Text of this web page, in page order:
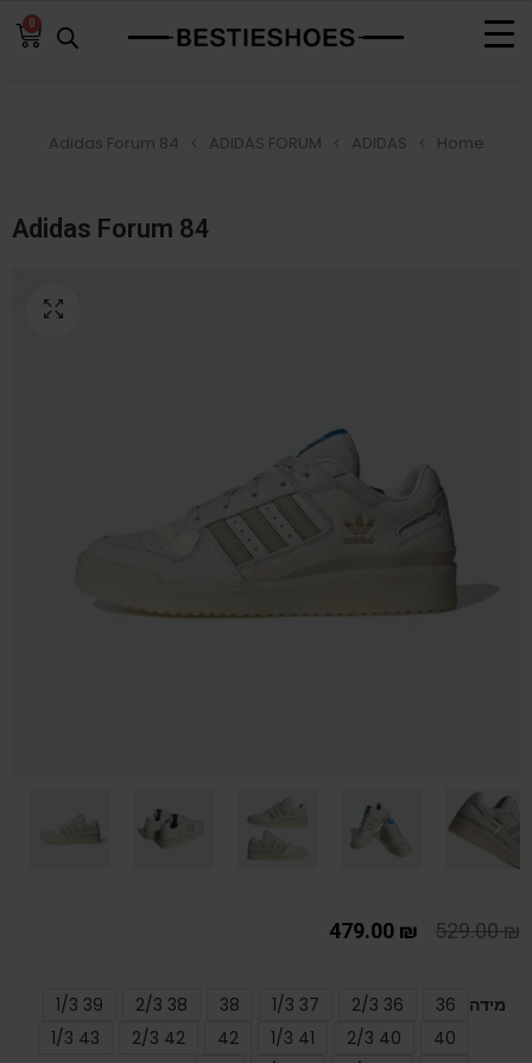
0
Home
ADIDAS
ADIDAS FORUM
Adidas Forum 84
Adidas Forum 84
529.00₪
479.00 ₪
מידה 36
36 2/3
37 1/3
38
38 2/3
39 1/3
40
40 2/3
41 1/3
42
42 2/3
43 1/3